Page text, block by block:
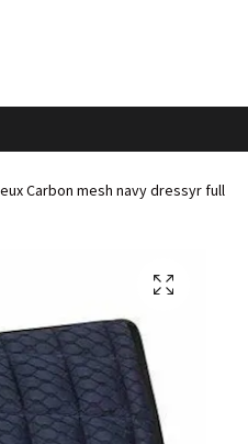
Carbon mesh navy dressyr full